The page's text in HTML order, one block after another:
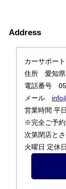
Address
カーサポー
住所 愛知県
電話番号
メール
営業時間 平
※完全ご予約
次第閉店と
火曜日 定休